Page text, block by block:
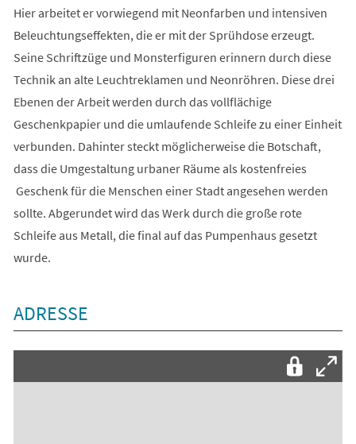
Hier arbeitet er vorwiegend mit Neonfarben und intensiven
Beleuchtungseffekten, die er mit der Sprühdose erzeugt.
Seine Schriftzüge und Monsterfiguren erinnern durch diese
Technik an alte Leuchtreklamen und Neonröhren. Diese drei
Ebenen der Arbeit werden durch das vollflächige
Geschenkpapier und die umlaufende Schleife zu einer Einheit
verbunden. Dahinter steckt möglicherweise die Botschaft,
dass die Umgestaltung urbaner Räume als kostenfreies
Geschenk für die Menschen einer Stadt angesehen werden
sollte. Abgerundet wird das Werk durch die große rote
Schleife aus Metall, die final auf das Pumpenhaus gesetzt
wurde.
ADRESSE